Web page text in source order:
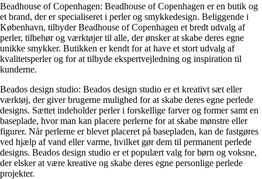
Beadhouse of Copenhagen: Beadhouse of Copenhagen er en butik og
et brand, der er specialiseret i perler og smykkedesign. Beliggende i
København, tilbyder Beadhouse of Copenhagen et bredt udvalg af
perler, tilbehør og værktøjer til alle, der ønsker at skabe deres egne
unikke smykker. Butikken er kendt for at have et stort udvalg af
kvalitetsperler og for at tilbyde ekspertvejledning og inspiration til
kunderne.
Beados design studio: Beados design studio er et kreativt sæt eller
værktøj, der giver brugerne mulighed for at skabe deres egne perlede
designs. Sættet indeholder perler i forskellige farver og former samt en
baseplade, hvor man kan placere perlerne for at skabe mønstre eller
figurer. Når perlerne er blevet placeret på basepladen, kan de fastgøres
ved hjælp af vand eller varme, hvilket gør dem til permanent perlede
designs. Beados design studio er et populært valg for børn og voksne,
der elsker at være kreative og skabe deres egne personlige perlede
projekter.